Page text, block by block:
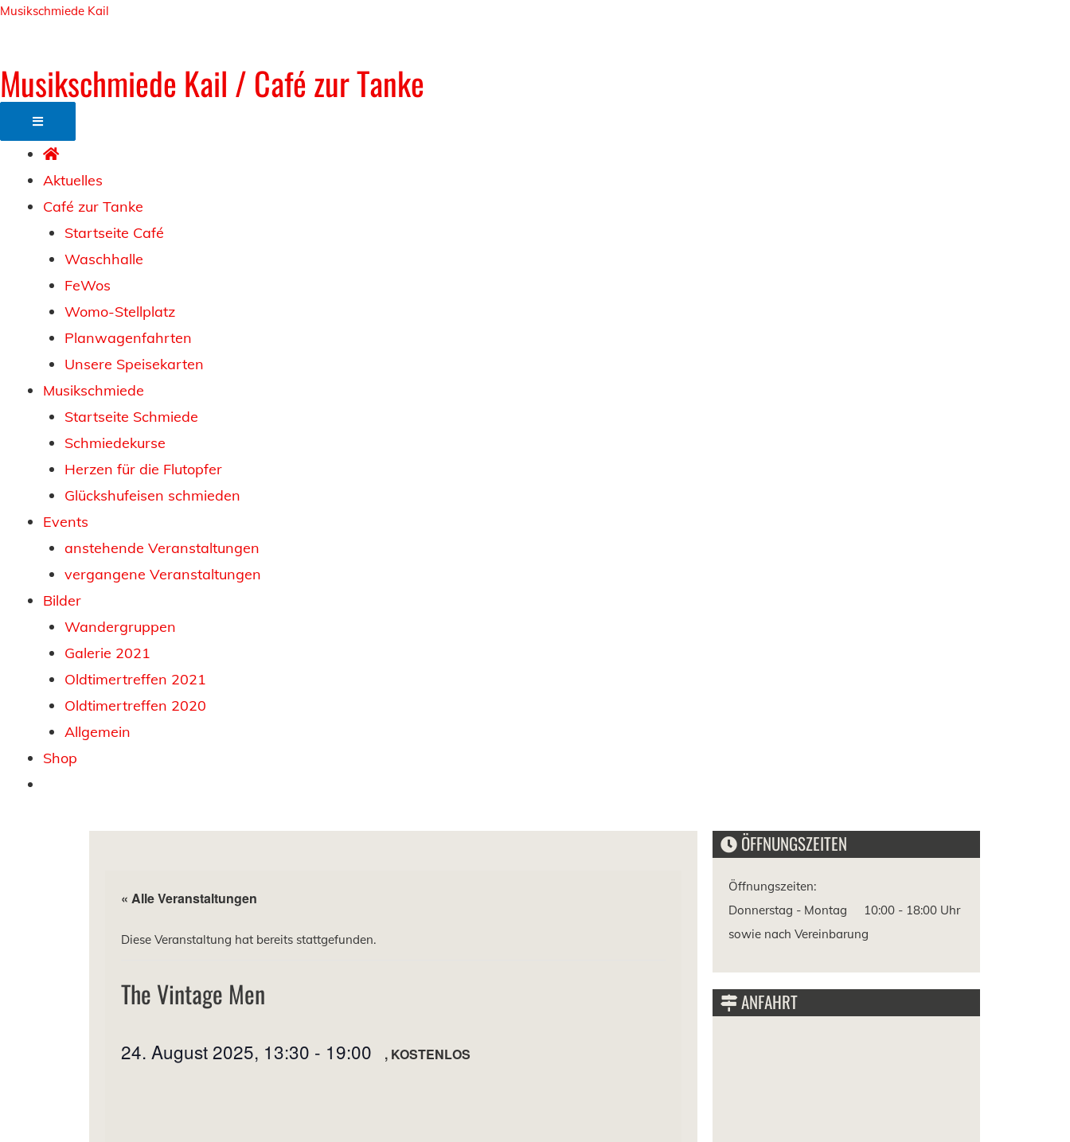
Zum
Musikschmiede Kail
Musikschmiede Kail / Café zur Tanke
Aktuelles
Café zur Tanke
Startseite Café
Waschhalle
FeWos
Womo-Stellplatz
Planwagenfahrten
Unsere Speisekarten
Musikschmiede
Startseite Schmiede
Schmiedekurse
Herzen für die Flutopfer
Glückshufeisen schmieden
Events
anstehende Veranstaltungen
vergangene Veranstaltungen
Bilder
Wandergruppen
Galerie 2021
Oldtimertreffen 2021
Oldtimertreffen 2020
Allgemein
Shop
« Alle Veranstaltungen
Diese Veranstaltung hat bereits stattgefunden.
The Vintage Men
24. August 2025, 13:30 - 19:00 KOSTENLOS
ÖFFNUNGSZEITEN
Öffnungszeiten:
Donnerstag - Montag
10:00 - 18:00 Uhr
sowie nach Vereinbarung
ANFAHRT